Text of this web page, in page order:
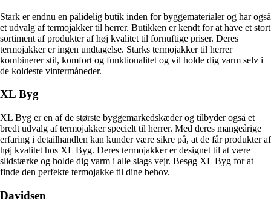
Stark er endnu en pålidelig butik inden for byggematerialer og har også
et udvalg af termojakker til herrer. Butikken er kendt for at have et stort
sortiment af produkter af høj kvalitet til fornuftige priser. Deres
termojakker er ingen undtagelse. Starks termojakker til herrer
kombinerer stil, komfort og funktionalitet og vil holde dig varm selv i
de koldeste vintermåneder.
XL Byg
XL Byg er en af de største byggemarkedskæder og tilbyder også et
bredt udvalg af termojakker specielt til herrer. Med deres mangeårige
erfaring i detailhandlen kan kunder være sikre på, at de får produkter af
høj kvalitet hos XL Byg. Deres termojakker er designet til at være
slidstærke og holde dig varm i alle slags vejr. Besøg XL Byg for at
finde den perfekte termojakke til dine behov.
Davidsen